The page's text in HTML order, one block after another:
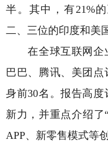
半。其中，有21%
二、三位的印度和美
在全球互联网企
巴巴、腾讯、美团
身前30名。报告高度
新力，并重点介绍
APP、新零售模式等